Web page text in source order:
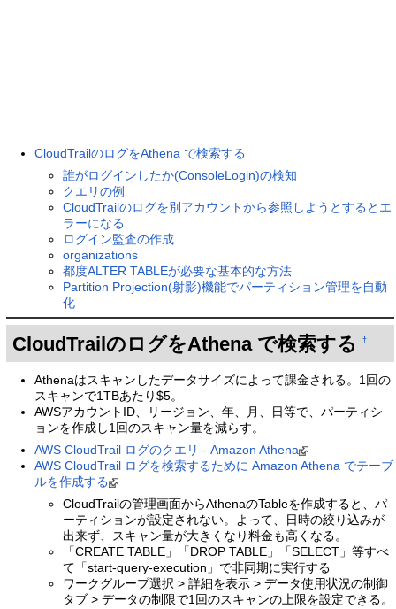
CloudTrailのログをAthena で検索する
誰がログインしたか(ConsoleLogin)の検知
クエリの例
CloudTrailのログを別アカウントから参照しようとするとエ
ラーになる
ログイン監査の作成
organizations
都度ALTER TABLEが必要な基本的な方法
Partition Projection(射影)機能でパーティション管理を自動
化
CloudTrailのログをAthena で検索する †
Athenaはスキャンしたデータサイズによって課金される。1回の
スキャンで1TBあたり$5。
AWSアカウントID、リージョン、年、月、日等で、パーティシ
ョンを作成し1回のスキャン量を減らす。
AWS CloudTrail ログのクエリ - Amazon Athena
AWS CloudTrail ログを検索するために Amazon Athena でテーブ
ルを作成する
CloudTrailの管理画面からAthenaのTableを作成すると、パ
ーティションが設定されない。よって、日時の絞り込みが
出来ず、スキャン量が大きくなり料金も高くなる。
「CREATE TABLE」「DROP TABLE」「SELECT」等すべ
て「start-query-execution」で非同期に実行する
ワークグループ選択 > 詳細を表示 > データ使用状況の制御
タブ > データの制限で1回のスキャンの上限を設定できる。